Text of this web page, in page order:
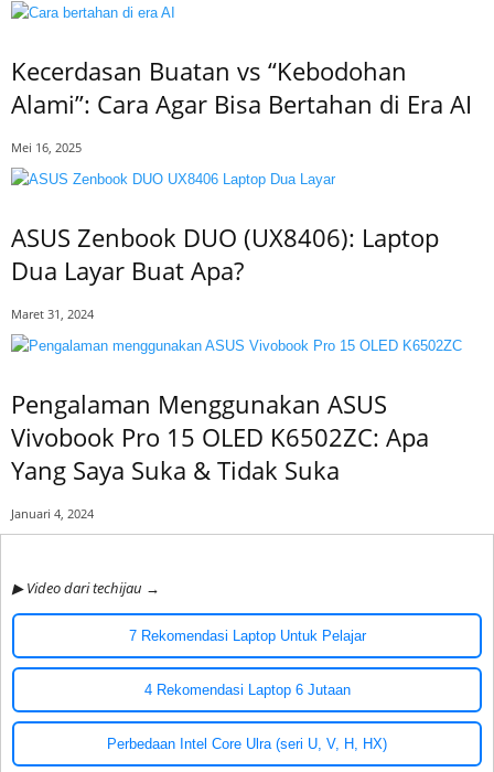
Kecerdasan Buatan vs “Kebodohan
Alami”: Cara Agar Bisa Bertahan di Era AI
Mei 16, 2025
ASUS Zenbook DUO (UX8406): Laptop
Dua Layar Buat Apa?
Maret 31, 2024
Pengalaman Menggunakan ASUS
Vivobook Pro 15 OLED K6502ZC: Apa
Yang Saya Suka & Tidak Suka
Januari 4, 2024
▶ Video dari techijau →
7 Rekomendasi Laptop Untuk Pelajar
4 Rekomendasi Laptop 6 Jutaan
Perbedaan Intel Core Ulra (seri U, V, H, HX)